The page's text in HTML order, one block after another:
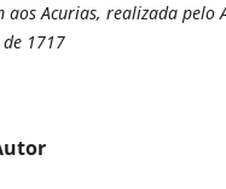
aos Acurias, realizada pelo
1717